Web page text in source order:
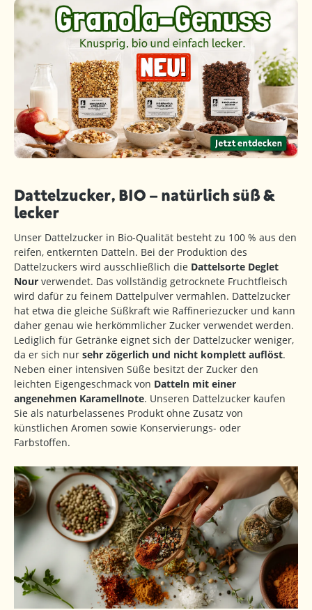
Dattelzucker, BIO – natürlich süß &
lecker
Unser Dattelzucker in Bio-Qualität besteht zu 100 % aus den
reifen, entkernten Datteln. Bei der Produktion des
Dattelzuckers wird ausschließlich die Dattelsorte Deglet
Nour verwendet. Das vollständig getrocknete Fruchtfleisch
wird dafür zu feinem Dattelpulver vermahlen. Dattelzucker
hat etwa die gleiche Süßkraft wie Raffineriezucker und kann
daher genau wie herkömmlicher Zucker verwendet werden.
Lediglich für Getränke eignet sich der Dattelzucker weniger,
da er sich nur sehr zögerlich und nicht komplett auflöst.
Neben einer intensiven Süße besitzt der Zucker den
leichten Eigengeschmack von Datteln mit einer
angenehmen Karamellnote. Unseren Dattelzucker kaufen
Sie als naturbelassenes Produkt ohne Zusatz von
künstlichen Aromen sowie Konservierungs- oder
Farbstoffen.